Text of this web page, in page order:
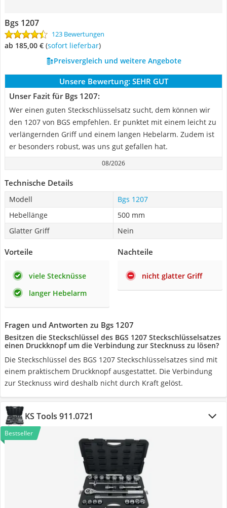
Bgs 1207
123 Bewertungen
ab 185,00 € ( Sofort lieferbar)
Preisvergleich und weitere Angebote
Unsere Bewertung: SEHR GUT
Unser Fazit für Bgs 1207:
Wer einen guten Steckschlüsselsatz sucht, dem können wir
den 1207 von BGS empfehlen. Er punktet mit einem leicht zu
verlängernden Griff und einem langen Hebelarm. Zudem ist
er besonders robust, was uns gut gefallen hat.
08/2026
Technische Details
Modell
Bgs 1207
Hebellänge
500 mm
Glatter Griff
Nein
Vorteile
viele Stecknüsse
langer Hebelarm
Nachteile
nicht glatter Griff
Fragen und Antworten zu Bgs 1207
Besitzen die Steckschlüssel des BGS 1207 Steckschlüsselsatzes
einen Druckknopf um die Verbindung zur Stecknuss zu lösen?
Die Steckschlüssel des BGS 1207 Steckschlüsselsatzes sind mit
einem praktischem Druckknopf ausgestattet. Die Verbindung
zur Stecknuss wird deshalb nicht durch Kraft gelöst.
KS Tools 911.0721
Bestseller